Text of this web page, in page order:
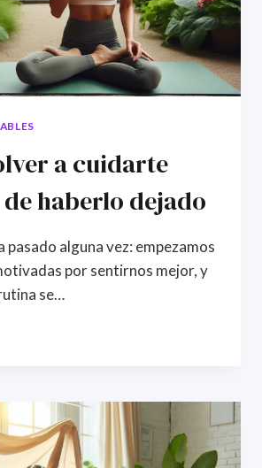
a cuidarte
de haberlo dejado
pasado alguna vez: empezamos
por sentirnos mejor, y
se…